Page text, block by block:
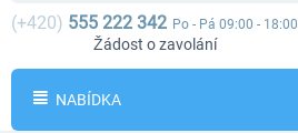
(+420) 555 222 342 Po - Pá 09:00 - 18:00
Žádost o zavolání
NABÍDKA